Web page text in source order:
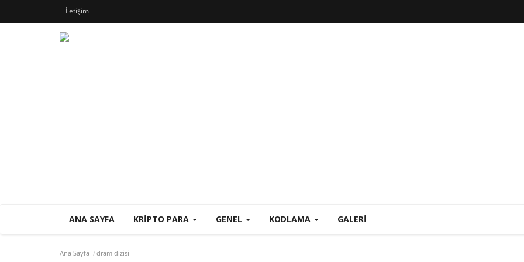
İletişim
ANA SAYFA KRIPTO PARA GENEL KODLAMA GALERI
Ana Sayfa dram dizisi